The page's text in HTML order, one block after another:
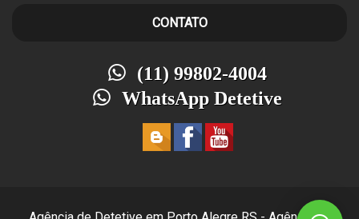
CONTATO
(11) 99802-4004
WhatsApp Detetive